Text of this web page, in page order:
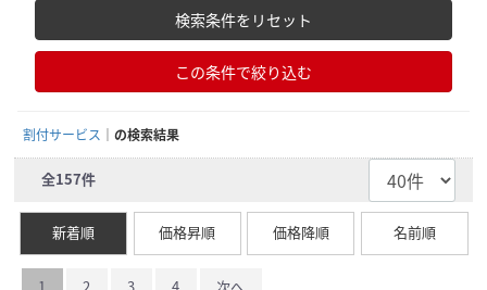
検索条件をリセット
この条件で絞り込む
割付サービス の検索結果
全157件
新着順 価格昇順 価格降順 名前順